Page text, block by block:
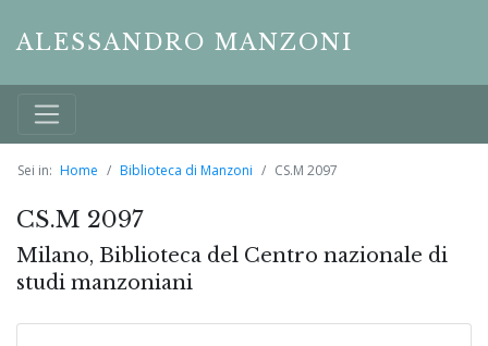
ALESSANDRO MANZONI
Sei in: Home Biblioteca di Manzoni CS.M 2097
CS.M 2097
Milano, Biblioteca del Centro nazionale di
studi manzoniani